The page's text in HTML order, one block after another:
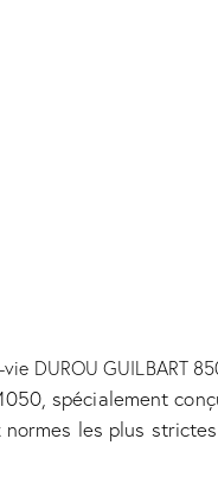
DUROU GUILBART
spécialement
les plus